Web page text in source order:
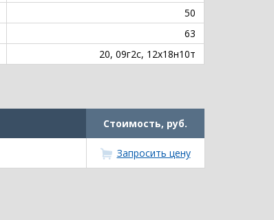
50
63
20, 09г2с, 12х18н10т
Стоимость, руб.
Запросить цену